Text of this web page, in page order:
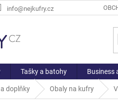
info@nejkufry.cz
Tašky a batohy Business
doplňky Obaly na kufry